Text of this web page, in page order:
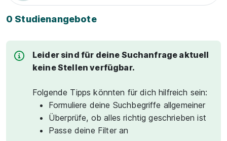
0 Studienangebote
Leider sind für deine Suchanfrage aktuell
keine Stellen verfügbar.
Folgende Tipps könnten für dich hilfreich sein:
Formuliere deine Suchbegriffe allgemeiner
Überprüfe, ob alles richtig geschrieben ist
Passe deine Filter an